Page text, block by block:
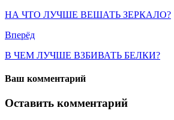
НА ЧТО ЛУЧШЕ ВЕШАТЬ ЗЕРКАЛО?
Вперёд
В ЧЕМ ЛУЧШЕ ВЗБИВАТЬ БЕЛКИ?
Ваш комментарий
Оставить комментарий